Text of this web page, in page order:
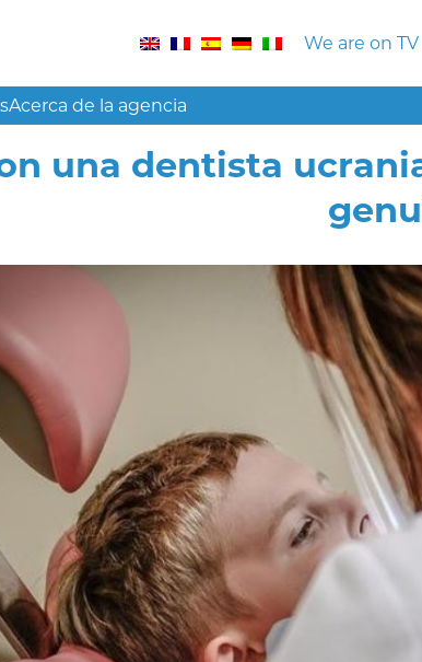
We are on TV
Acerca de la agencia
una dentista